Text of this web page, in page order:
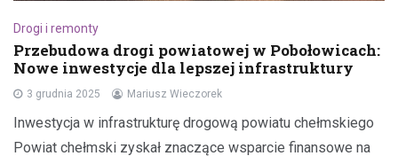
Drogi i remonty
Przebudowa drogi powiatowej w Pobołowicach:
Nowe inwestycje dla lepszej infrastruktury
3 grudnia 2025 Mariusz Wieczorek
Inwestycja w infrastrukturę drogową powiatu chełmskiego
Powiat chełmski zyskał znaczące wsparcie finansowe na